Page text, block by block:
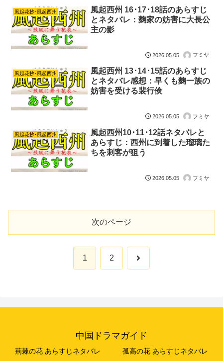
風起花抄･風起西州
風起西州 16･17･18話のあらすじ
とネタバレ：麴家の妨害に大長公
主の影
2026.05.05 フミヤ
風起花抄･風起西州
風起西州 13･14･15話のあらすじ
とネタバレ感想：早くも麴一族の
妨害を受ける裴行倹
2026.05.05 フミヤ
風起花抄･風起西州
風起西州10･11･12話ネタバレと
あらすじ：西州に到着した瑠璃た
ちを刺客が狙う
2026.05.05 フミヤ
次のページ
1 2 次
中国ドラマガイド
荊棘の花 あらすじネタバレ 孤高の花 あらすじネタバレ